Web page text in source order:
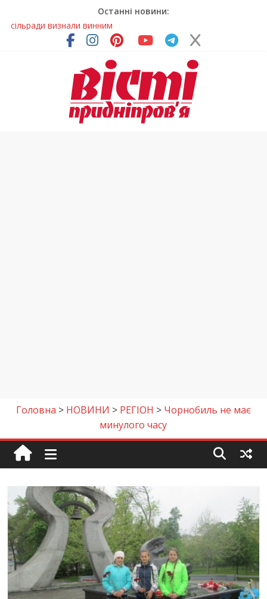
Останні новини:
На Дніпропетровщині зафіксували рясне цвітіння рідкісних
рослин (фото)
У Дніпрі змагалися найсильніші яхтсмени України (фото)
Гречана каша з овочами і яйцем: легкий домашній рецепт
Як обрати розмір крафтового стакана під ваш напій?
Приховав майно та доходи: на Дніпропетровщині депутата
сільради визнали винним
Головна > НОВИНИ > РЕГІОН > Чорнобиль не має
минулого часу